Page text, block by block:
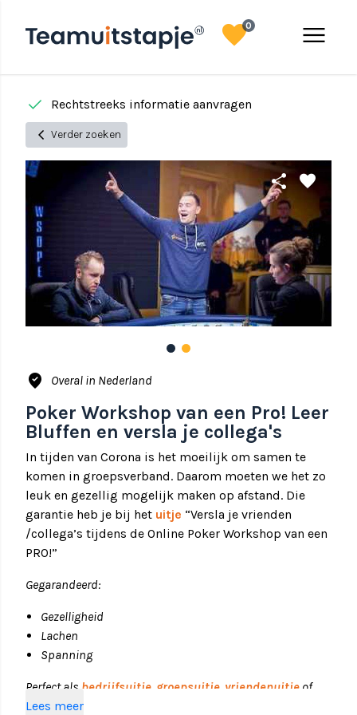
menu
favorite0
done Rechtstreeks informatie aanvragen
chevron_left Verder zoeken
Poker Workshop van een Pro! Leer
Bluffen en versla je collega's
In tijden van Corona is het moeilijk om samen te
komen in groepsverband. Daarom moeten we het zo
leuk en gezellig mogelijk maken op afstand. Die
garantie heb je bij het uitje “Versla je vrienden
/collega’s tijdens de Online Poker Workshop van een
PRO!”
Gegarandeerd:
Gezelligheid
Lachen
Spanning
Perfect als bedrijfsuitje groepsuitje vriendenuitje of
vriendinnen activiteit
Lees meer
share favorite
where_to_vote Overal in Nederland